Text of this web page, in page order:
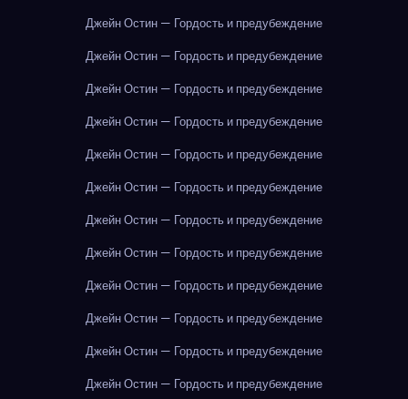
Джейн Остин — Гордость и предубеждение
Джейн Остин — Гордость и предубеждение
Джейн Остин — Гордость и предубеждение
Джейн Остин — Гордость и предубеждение
Джейн Остин — Гордость и предубеждение
Джейн Остин — Гордость и предубеждение
Джейн Остин — Гордость и предубеждение
Джейн Остин — Гордость и предубеждение
Джейн Остин — Гордость и предубеждение
Джейн Остин — Гордость и предубеждение
Джейн Остин — Гордость и предубеждение
Джейн Остин — Гордость и предубеждение